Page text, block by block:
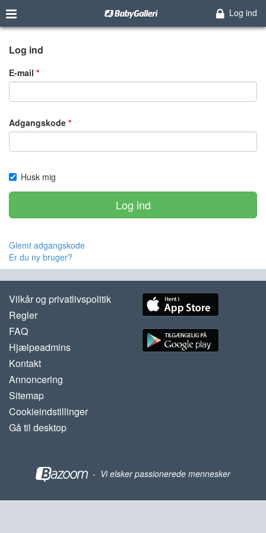
Log ind
Log ind
E-mail
Adgangskode
Husk mig
Log ind
Glemt adgangskode
Er du ny bruger?
Vilkår og privatlivspolitik
Regler
FAQ
Hjælpeadmins
Kontakt
Annoncering
Sitemap
Cookieindstillinger
Gå til desktop
- Vi elsker passionerede mennesker